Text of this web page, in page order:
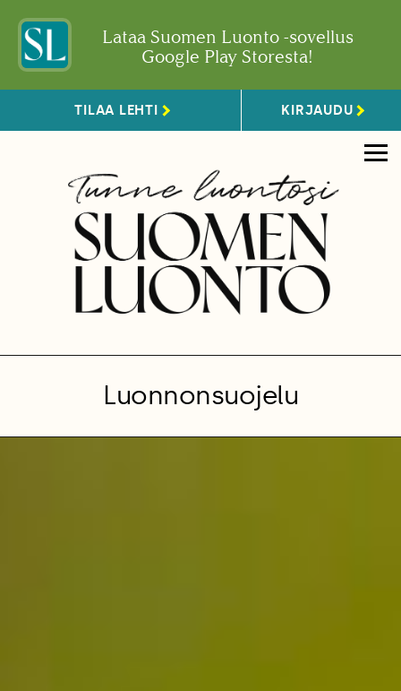
Lataa Suomen Luonto -sovellus
Google Play Storesta!
TILAA LEHTI KIRJAUDU
Luonnonsuojelu